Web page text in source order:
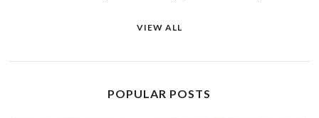
VIEW ALL
POPULAR POSTS